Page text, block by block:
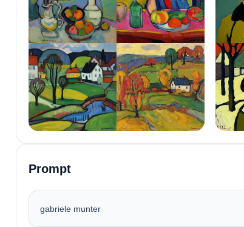
Prompt
gabriele munter